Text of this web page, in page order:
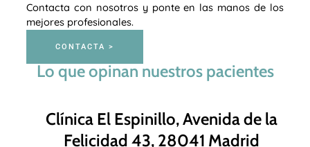
Contacta con nosotros y ponte en las manos de los
mejores profesionales.
CONTACTA >
Lo que opinan nuestros pacientes
Clínica El Espinillo, Avenida de la
Felicidad 43, 28041 Madrid